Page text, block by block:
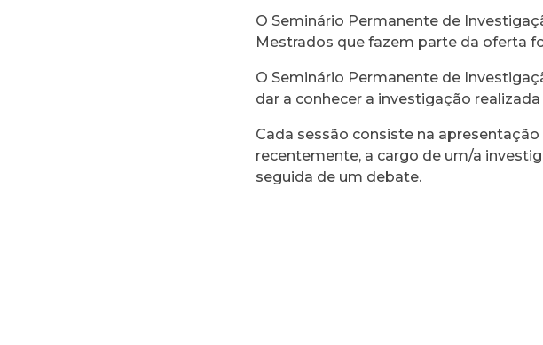
O Seminário Permanente de
Mestrados que fazem parte da oferta
O Seminário Permanente de
dar a conhecer a investigação
Cada sessão consiste na
recentemente, a cargo de um/a
seguida de um debate.